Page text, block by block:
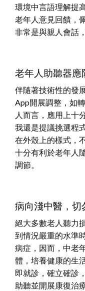
環境中言語理解提
老年人意見回饋，
非常是與親人會話
老年人助聽器應
伴隨著技術性的發
App開展調整，如
人而言，應用上十
我還是提議挑選程
在外殼上的樣式，
十分有利於老年人
調節。
病向淺中醫，切
絕大多數老人聽力
到情況嚴重的水準
病症，因而，中老
體，培養健康的生
即就診，確立確診
助聽並開展康復治